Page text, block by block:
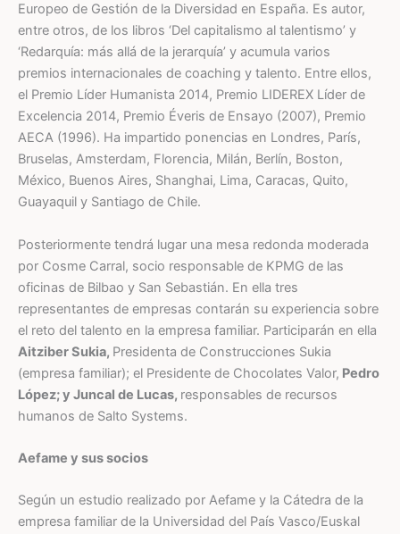
Europeo de Gestión de la Diversidad en España. Es autor,
entre otros, de los libros ‘Del capitalismo al talentismo’ y
‘Redarquía: más allá de la jerarquía’ y acumula varios
premios internacionales de coaching y talento. Entre ellos,
el Premio Líder Humanista 2014, Premio LIDEREX Líder de
Excelencia 2014, Premio Éveris de Ensayo (2007), Premio
AECA (1996). Ha impartido ponencias en Londres, París,
Bruselas, Amsterdam, Florencia, Milán, Berlín, Boston,
México, Buenos Aires, Shanghai, Lima, Caracas, Quito,
Guayaquil y Santiago de Chile.
Posteriormente tendrá lugar una mesa redonda moderada
por Cosme Carral, socio responsable de KPMG de las
oficinas de Bilbao y San Sebastián. En ella tres
representantes de empresas contarán su experiencia sobre
el reto del talento en la empresa familiar. Participarán en ella
Aitziber Sukia, Presidenta de Construcciones Sukia
(empresa familiar); el Presidente de Chocolates Valor, Pedro
López; y Juncal de Lucas, responsables de recursos
humanos de Salto Systems.
Aefame y sus socios
Según un estudio realizado por Aefame y la Cátedra de la
empresa familiar de la Universidad del País Vasco/Euskal